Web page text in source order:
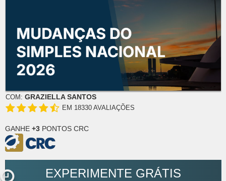
COM: GRAZIELLA SANTOS
EM 18330 AVALIAÇÕES
GANHE +3 PONTOS CRC
EXPERIMENTE GRÁTIS